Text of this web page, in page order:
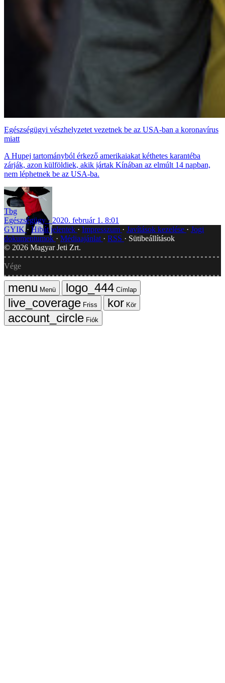
Egészségügyi vészhelyzetet vezetnek be az USA-ban a koronavírus
miatt
A Hupej tartományból érkező amerikaiakat kéthetes karantéba
zárják, azon külföldiek, akik jártak Kínában az elmúlt 14 napban,
nem léphetnek be az USA-ba.
Tbg
Egészségügy
2020. február 1. 8:01
GYIK Hibát jelentek Impresszum Javítások kezelése
Jogi
dokumentumok
Médiaajánlat RSS
Sütibeállítások
© 2026 Magyar Jeti Zrt.
Vége
Menü
Címlap
Friss
Kör
Fiók